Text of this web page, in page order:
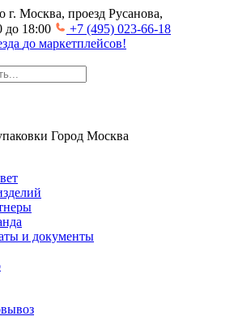
г. Москва, проезд Русанова,
до 18:00
+7 (495) 023-66-18
до маркетплейсов!
Город Москва
и документы